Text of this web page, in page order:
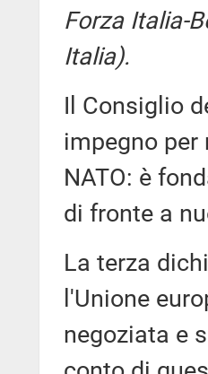
Forza Italia-
Italia).
Il Consiglio
impegno
NATO: è
di fronte a
La terza
l'Unione
negoziata e